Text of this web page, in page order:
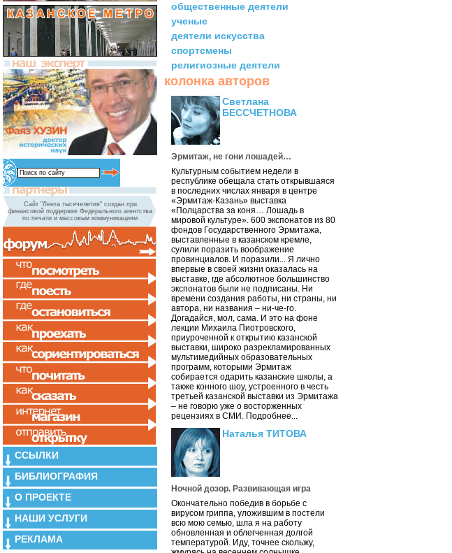
общественные деятели
ученые
деятели искусства
спортсмены
религиозные деятели
колонка авторов
Светлана
БЕССЧЕТНОВА
Эрмитаж, не гони лошадей…
Культурным событием недели в
республике обещала стать открывшаяся
в последних числах января в центре
«Эрмитаж-Казань» выставка
«Полцарства за коня… Лошадь в
мировой культуре». 600 экспонатов из 80
фондов Государственного Эрмитажа,
выставленные в казанском кремле,
сулили поразить воображение
провинциалов. И поразили... Я лично
впервые в своей жизни оказалась на
выставке, где абсолютное большинство
экспонатов были не подписаны. Ни
времени создания работы, ни страны, ни
автора, ни названия – ни-че-го.
Догадайся, мол, сама. И это на фоне
лекции Михаила Пиотровского,
приуроченной к открытию казанской
выставки, широко разрекламированных
мультимедийных образовательных
программ, которыми Эрмитаж
собирается одарить казанские школы, а
также конного шоу, устроенного в честь
третьей казанской выставки из Эрмитажа
– не говорю уже о восторженных
рецензиях в СМИ. Подробнее...
Наталья ТИТОВА
Ночной дозор. Развивающая игра
Окончательно победив в борьбе с
вирусом гриппа, уложившим в постели
всю мою семью, шла я на работу
обновленная и облегченная долгой
температурой. Иду, точнее скольжу,
Сайт "Лента тысячелетия" создан при
финансовой поддержке Федерального агентства
по печати и массовым коммуникациям
ССЫЛКИ
БИБЛИОГРАФИЯ
О ПРОЕКТЕ
НАШИ УСЛУГИ
РЕКЛАМА